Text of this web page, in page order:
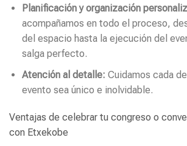
Planificación y organización
acompañamos en todo el proceso,
del espacio hasta la ejecución del
salga perfecto.
Atención al detalle: Cuidamos cada
evento sea único e inolvidable.
Ventajas de celebrar tu congreso o
con Etxekobe